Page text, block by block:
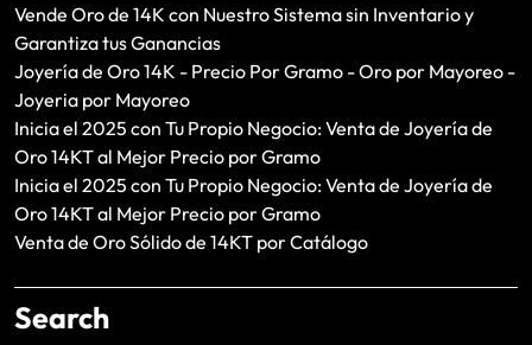
Vende Oro de 14K con Nuestro Sistema sin Inventario y
Garantiza tus Ganancias
Joyería de Oro 14K - Precio Por Gramo - Oro por Mayoreo -
Joyeria por Mayoreo
Inicia el 2025 con Tu Propio Negocio: Venta de Joyería de
Oro 14KT al Mejor Precio por Gramo
Inicia el 2025 con Tu Propio Negocio: Venta de Joyería de
Oro 14KT al Mejor Precio por Gramo
Venta de Oro Sólido de 14KT por Catálogo
Search